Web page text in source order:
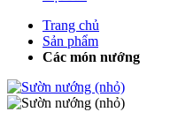
Trang chủ
Sản phẩm
Các món nướng